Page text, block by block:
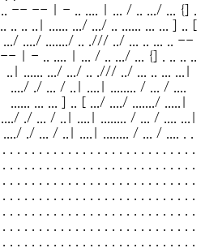
.. -- -- | - .. .... | ... / .. .../ ... {] .
.. .. .. ..| ...... .../ .../ .. ...... ... ... ] .. [
.../ ..../ ......./ .. ./// ../ ... .. ... .. --
-- | - .. .... | ... / .. .../ ... {] . .. .. ..
..| ...... .../ .../ .. ./// ../ ... .. ... ...|
..../ ./ ... / ..| ....| ........ / ... / ....
...... ... ... ] .. [ .../ ..../ ......./ .....|
..../ ./ ... / ..| ....| ........ / ... / .... ...|
..../ ./ ... / ..| ....| ........ / ... / .... . .
. . . . . . . . . . . . . . . . . . . . . . . . . . .
. . . . . . . . . . . . . . . . . . . . . . . . . . .
. . . . . . . . . . . . . . . . . . . . . . . . . . .
. . . . . . . . . . . . . . . . . . . . . . . . . . .
. . . . . . . . . . . . . . . . . . . . . . . . . . .
. . . . . . . . . . . . . . . . . . . . . . . . . . .
. . . . . . . . . . . . . . . . . . . . . . . . . . .